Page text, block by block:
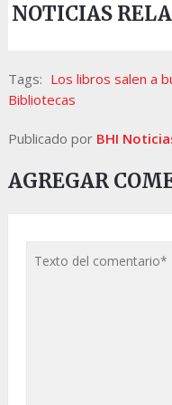
NOTICIAS
Tags: Los libros salen a
Bibliotecas
Publicado por BHI
AGREGAR